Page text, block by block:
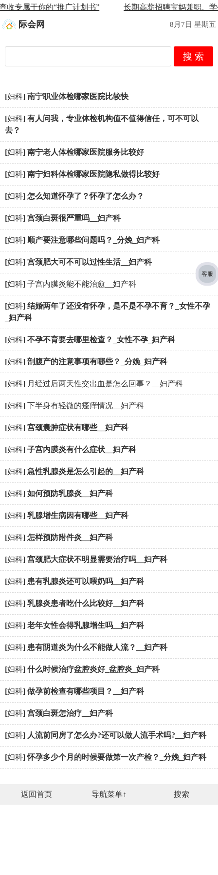
收专属于你的“推广计划书” 长期高薪招聘宝妈兼职、学
际会网 8月7日 星期五
搜 索
[妇科] 南宁职业体检哪家医院比较快
[妇科] 有人问我，专业体检机构值不值得信任，可不可以
去？
[妇科] 南宁老人体检哪家医院服务比较好
[妇科] 南宁妇科体检哪家医院隐私做得比较好
[妇科] 怎么知道怀孕了？怀孕了怎么办？
[妇科] 宫颈白斑很严重吗__妇产科
[妇科] 顺产要注意哪些问题吗？_分娩_妇产科
[妇科] 宫颈肥大可不可以过性生活__妇产科
[妇科] 子宫内膜炎能不能治愈__妇产科
[妇科] 结婚两年了还没有怀孕，是不是不孕不育？_女性不孕
_妇产科
[妇科] 不孕不育要去哪里检查？_女性不孕_妇产科
[妇科] 剖腹产的注意事项有哪些？_分娩_妇产科
[妇科] 月经过后两天性交出血是怎么回事？__妇产科
[妇科] 下半身有轻微的瘙痒情况__妇产科
[妇科] 宫颈囊肿症状有哪些__妇产科
[妇科] 子宫内膜炎有什么症状__妇产科
[妇科] 急性乳腺炎是怎么引起的__妇产科
[妇科] 如何预防乳腺炎__妇产科
[妇科] 乳腺增生病因有哪些__妇产科
[妇科] 怎样预防附件炎__妇产科
[妇科] 宫颈肥大症状不明显需要治疗吗__妇产科
[妇科] 患有乳腺炎还可以喂奶吗__妇产科
[妇科] 乳腺炎患者吃什么比较好__妇产科
[妇科] 老年女性会得乳腺增生吗__妇产科
[妇科] 患有阴道炎为什么不能做人流？__妇产科
[妇科] 什么时候治疗盆腔炎好_盆腔炎_妇产科
[妇科] 做孕前检查有哪些项目？__妇产科
[妇科] 宫颈白斑怎治疗__妇产科
[妇科] 人流前同房了怎么办?还可以做人流手术吗?__妇产科
[妇科]怀孕多少个月的时候要做第一次产检？_分娩_妇产科
际会网收录了10万左右的文章内容，只需输入关键字搜索，
返回首页 导航菜单↑ 搜索
客服